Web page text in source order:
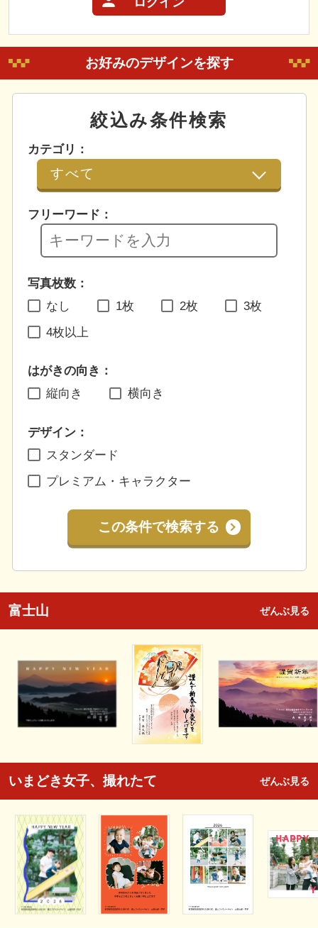
お好みのデザインを探す
絞込み条件検索
カテゴリ：
フリーワード：
写真枚数：
なし
1枚 2枚 3枚
4枚以上
はがきの向き：
縦向き
横向き
デザイン：
スタンダード
プレミアム・キャラクター
この条件で検索する
富士山 ぜんぶ見る
いまどき女子、撮れたて ぜんぶ見る